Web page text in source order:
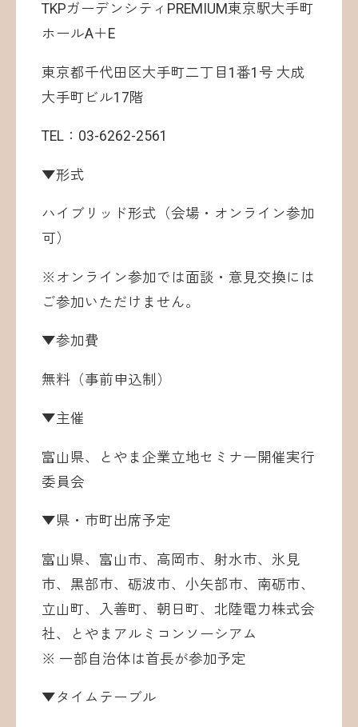
TKPガーデンシティPREMIUM東京駅大手町
ホールA＋E
東京都千代田区大手町二丁目1番1号 大成
大手町ビル17階
TEL：03-6262-2561
▼形式
ハイブリッド形式（会場・オンライン参加
可）
※オンライン参加では面談・意見交換には
ご参加いただけません。
▼参加費
無料（事前申込制）
▼主催
富山県、とやま企業立地セミナー開催実行
委員会
▼県・市町出席予定
富山県、富山市、高岡市、射水市、氷見
市、黒部市、砺波市、小矢部市、南砺市、
立山町、入善町、朝日町、北陸電力株式会
社、とやまアルミコンソーシアム
※ 一部自治体は首長が参加予定
▼タイムテーブル